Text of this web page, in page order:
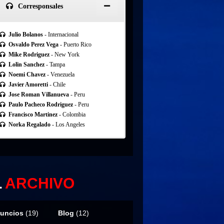
Corresponsales
Julio Bolanos - Internacional
Osvaldo Perez Vega - Puerto Rico
Mike Rodriguez - New York
Lolin Sanchez - Tampa
Noemi Chavez - Venezuela
Javier Amoretti - Chile
Jose Roman Villanueva - Peru
Paulo Pacheco Rodriguez - Peru
Francisco Martinez - Colombia
Norka Regalado - Los Angeles
ARCHIVO
(19) Blog (12)